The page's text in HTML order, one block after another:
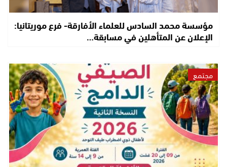
مؤسسة محمد السادس للعلماء الأفارقة- فرع موريتانيا:
الإعلان عن المتأهلين في مسابقة…
مجتمع